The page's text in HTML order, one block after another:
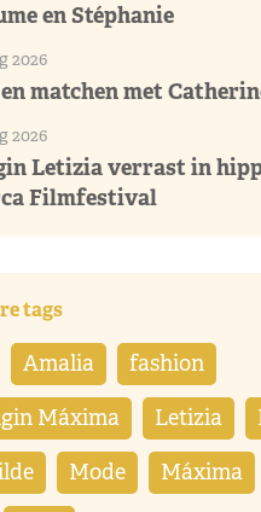
en Stéphanie
2026
matchen met
2026
Letizia verrast in
Filmfestival
tags
Amalia fashion
Máxima Letizia
Mode Máxima